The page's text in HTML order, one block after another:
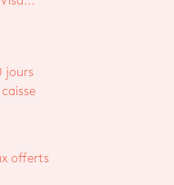
jours
offerts